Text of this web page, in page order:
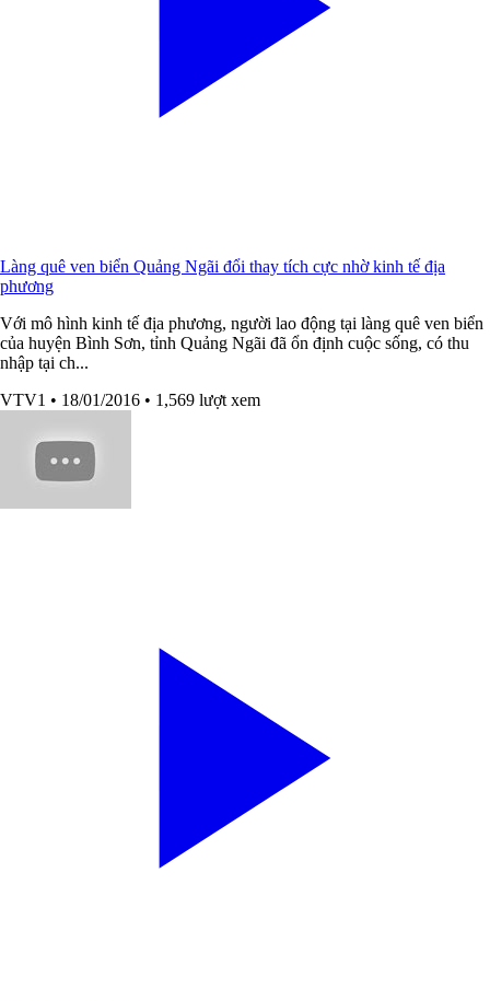
Làng quê ven biển Quảng Ngãi đổi thay tích cực nhờ kinh tế địa
phương
Với mô hình kinh tế địa phương, người lao động tại làng quê ven biển
của huyện Bình Sơn, tỉnh Quảng Ngãi đã ổn định cuộc sống, có thu
nhập tại ch...
VTV1 • 18/01/2016 • 1,569 lượt xem